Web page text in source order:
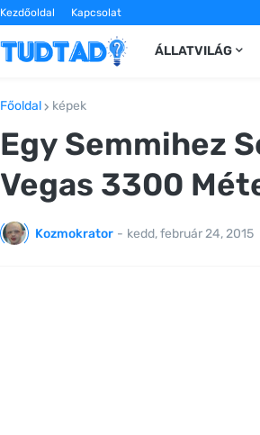
Kezdőoldal Kapcsolat
ÁLLATVILÁG
Főoldal képek
Egy Semmihez
Vegas 3300
Kozmokrator - kedd, február 24, 2015